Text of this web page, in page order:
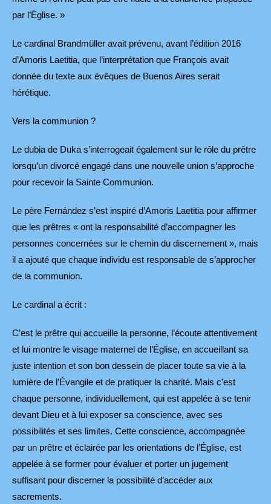
par l’Église. »
Le cardinal Brandmüller avait prévenu, avant l’édition 2016
d’Amoris Laetitia, que l’interprétation que François avait
donnée du texte aux évêques de Buenos Aires serait
hérétique.
Vers la communion ?
Le dubia de Duka s’interrogeait également sur le rôle du prêtre
lorsqu’un divorcé engagé dans une nouvelle union s’approche
pour recevoir la Sainte Communion.
Le père Fernández s’est inspiré d’Amoris Laetitia pour affirmer
que les prêtres « ont la responsabilité d’accompagner les
personnes concernées sur le chemin du discernement », mais
il a ajouté que chaque individu est responsable de s’approcher
de la communion.
Le cardinal a écrit :
C’est le prêtre qui accueille la personne, l’écoute attentivement
et lui montre le visage maternel de l’Église, en accueillant sa
juste intention et son bon dessein de placer toute sa vie à la
lumière de l’Évangile et de pratiquer la charité. Mais c’est
chaque personne, individuellement, qui est appelée à se tenir
devant Dieu et à lui exposer sa conscience, avec ses
possibilités et ses limites. Cette conscience, accompagnée
par un prêtre et éclairée par les orientations de l’Église, est
appelée à se former pour évaluer et porter un jugement
suffisant pour discerner la possibilité d’accéder aux
sacrements.